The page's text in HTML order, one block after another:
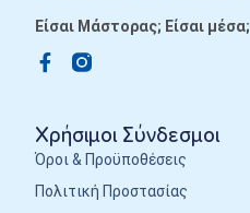
Είσαι Μάστορας; Είσαι μέσα;
Χρήσιμοι Σύνδεσμοι
Όροι & Προϋποθέσεις
Πολιτική Προστασίας